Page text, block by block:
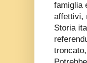
famiglia
affettivi,
Storia